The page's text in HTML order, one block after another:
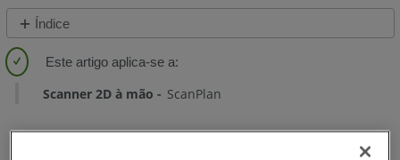
Salvar
como
PDF
Índice
geral
Modos
botão
Scanner 2D à mão ScanPlan